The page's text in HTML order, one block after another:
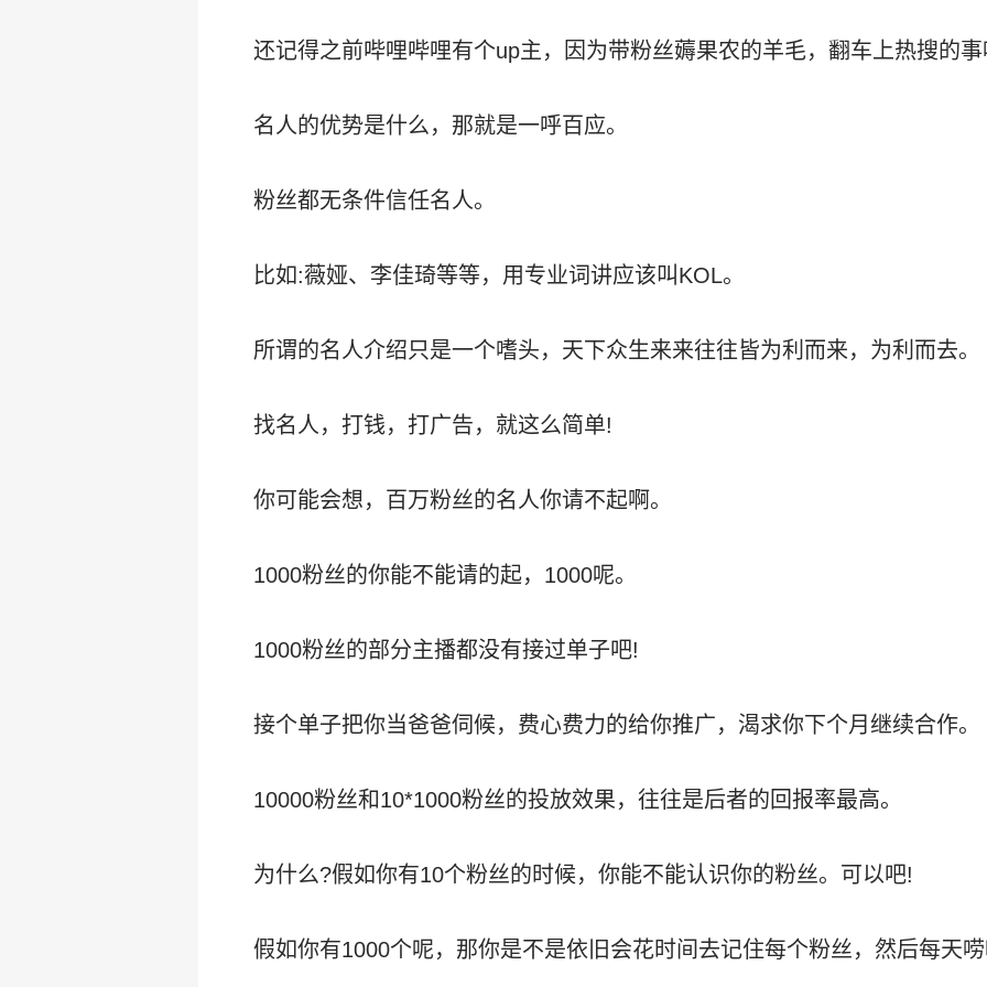
还记得之前哔哩哔哩有个up主，因为带粉丝薅果农的羊毛，翻车上热搜的
名人的优势是什么，那就是一呼百应。
粉丝都无条件信任名人。
比如:薇娅、李佳琦等等，用专业词讲应该叫KOL。
所谓的名人介绍只是一个嗜头，天下众生来来往往皆为利而来，为利而去。
找名人，打钱，打广告，就这么简单!
你可能会想，百万粉丝的名人你请不起啊。
1000粉丝的你能不能请的起，1000呢。
1000粉丝的部分主播都没有接过单子吧!
接个单子把你当爸爸伺候，费心费力的给你推广，渴求你下个月继续合作。
10000粉丝和10*1000粉丝的投放效果，往往是后者的回报率最高。
为什么?假如你有10个粉丝的时候，你能不能认识你的粉丝。可以吧!
假如你有1000个呢，那你是不是依旧会花时间去记住每个粉丝，然后每天